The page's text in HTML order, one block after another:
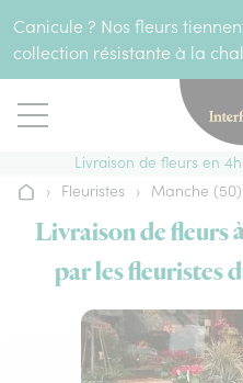
Canicule ? Nos fleurs
collection résistante à la
Livraison de fleurs en
Accueil
› Fleuristes › Manche (50)
Livraison de fleurs
par les fleuristes